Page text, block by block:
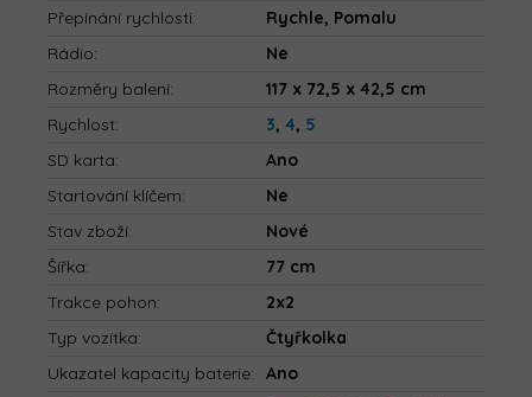
Přepínání rychlosti:
Rychle, Pomalu
Rádio:
Ne
Rozměry balení:
117 x 72,5 x 42,5 cm
Rychlost: 3, 4, 5
SD karta:
Ano
Startování klíčem:
Ne
Stav zboží:
Nové
Šířka:
77 cm
Trakce pohon:
2x2
Typ vozítka:
Čtyřkolka
Ukazatel kapacity baterie:
Ano